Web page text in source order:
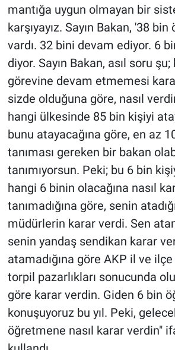
mantığa uygun olmayan bir
karşıyayız. Sayın Bakan, '38
vardı. 32 bini devam ediyor. 6
diyor. Sayın Bakan, asıl soru
görevine devam etmemesi
sizde olduğuna göre, nasıl
hangi ülkesinde 85 bin kişiyi
bunu atayacağına göre, en az
tanıması gereken bir bakan
tanımıyorsun. Peki; bu 6 bin
hangi 6 binin olacağına nasıl
tanımadığına göre, senin
müdürlerin karar verdi. Sen
senin yandaş sendikan karar
atamadığına göre AKP il ve
torpil pazarlıkları sonucunda
göre karar verdin. Giden 6 bin
konuşuyoruz bu yıl. Peki,
öğretmene nasıl karar verdin"
Türkiye'nin Gündemi
Yerel Gündem
Yerel Yaşam
Canlı Yayın